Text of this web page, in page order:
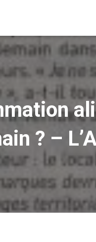
? –